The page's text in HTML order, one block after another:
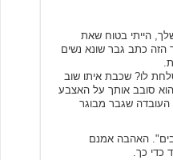
הייתי בטוח שאת
הזה כתב גבר שונא נשים
לו? שכבת איתו שוב
הוא סובב אותך על האצבע
שגבר מבוגר
האהבה אמנם
כדי כך.